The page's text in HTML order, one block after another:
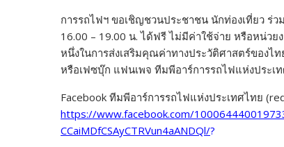
การรถไฟฯ ขอเชิญชวนประชาชน นักท่องเที่ยว ร่
16.00 – 19.00 น. ได้ฟรี ไม่มีค่าใช้จ่าย หรือหน่ว
หนึ่งในการส่งเสริมคุณค่าทางประวัติศาสตร์ของ
หรือเฟซบุ๊ก แฟนเพจ ทีมพีอาร์การรถไฟแห่งประเ
Facebook ทีมพีอาร์การรถไฟแห่งประเทศไทย
https://www.facebook.com/
CCaiMDfCSAyCTRVun4aANDQl/?